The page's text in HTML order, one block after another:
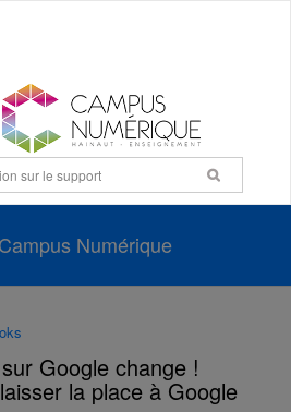
Numérique
Google change !
la place à Google